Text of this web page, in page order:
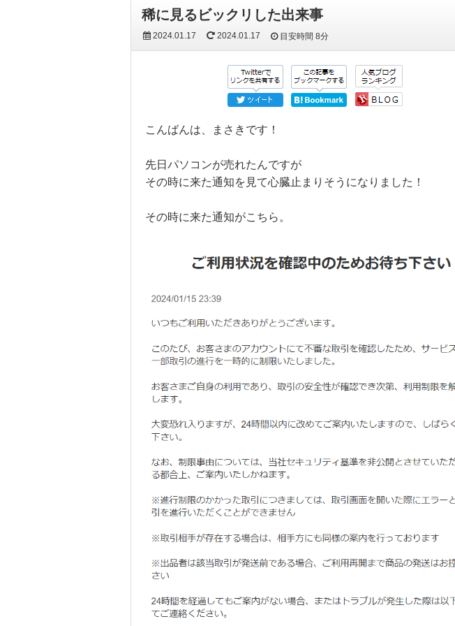
稀に見るビックリした出来事
2024.01.17 2024.01.17 目安時間8分
こんばんは、まさきです！
先日パソコンが売れたんですが
その時に来た通知を見て心臓止まりそうになりました！
その時に来た通知がこちら。